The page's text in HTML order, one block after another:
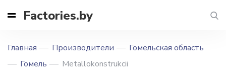
Factories.by
Главная Производители
Гомельская область
Гомель
Metallokonstrukcii